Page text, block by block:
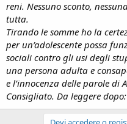
reni. Nessuno sconto,
tutta.
Tirando le somme ho la
per un’adolescente possa
sociali contro gli usi degli
una persona adulta e
e l’innocenza delle parole di
Consigliato. Da leggere